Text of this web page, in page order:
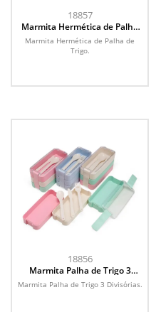
18857
Marmita Hermética de Palha
de Trigo
Marmita Hermética de Palha de
Trigo.
18856
Marmita Palha de Trigo 3
Divisórias
Marmita Palha de Trigo 3 Divisórias.